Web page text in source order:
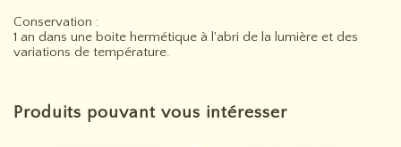
Conservation :
1 an dans une boite hermétique à l'abri de la lumière et des
variations de température.
Produits pouvant vous intéresser